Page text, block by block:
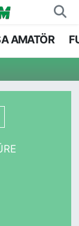
AMATÖR
ve Fikstür